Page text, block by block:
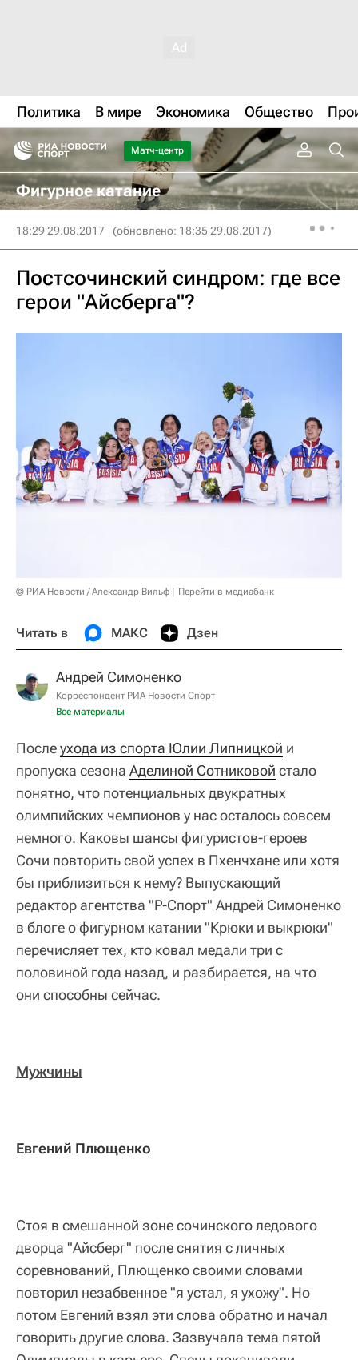
Политика В мире Экономика Общество
Матч-центр
Фигурное катание
18:29 29.08.2017 (обновлено: 18:35 29.08.2017)
Постсочинский синдром: где все
герои "Айсберга"?
© РИА Новости / Александр Вильф Перейти в медиабанк
Читать в МАКС Дзен
Андрей Симоненко
Корреспондент РИА Новости Спорт
Все материалы
Послеухода из спорта Юлии Липницкой и
пропуска сезона Аделиной Сотниковой стало
понятно, что потенциальных двукратных
олимпийских чемпионов у нас осталось совсем
немного. Каковы шансы фигуристов-героев
Сочи повторить свой успех в Пхенчхане или хотя
бы приблизиться к нему? Выпускающий
редактор агентства "Р-Спорт" Андрей Симоненко
в блоге о фигурном катании "Крюки и выкрюки"
перечисляет тех, кто ковал медали три с
половиной года назад, и разбирается, на что
они способны сейчас.
Мужчины
Евгений Плющенко
Стоя в смешанной зоне сочинского ледового
дворца "Айсберг" после снятия с личных
соревнований, Плющенко своими словами
повторил незабвенное "я устал, я ухожу". Но
потом Евгений взял эти слова обратно и начал
говорить другие слова. Зазвучала тема пятой